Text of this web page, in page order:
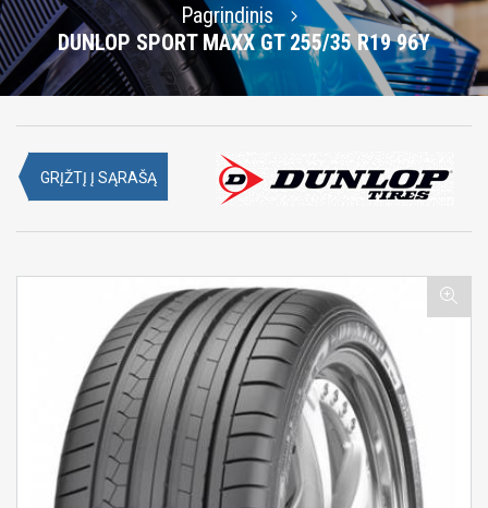
Pagrindinis
DUNLOP SPORT MAXX GT 255/35 R19 96Y
GRĮŽTĮ Į SĄRAŠĄ